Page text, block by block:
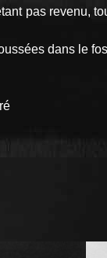
pas revenu,
dans le